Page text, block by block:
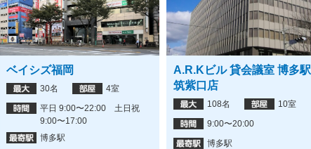
ベイシズ福岡
30名
4室
平日 9:00〜22:00 土日祝
9:00〜17:00
博多駅
A.R.Kビル 貸会議室 博多駅
筑紫口店
108名
10室
9:00〜20:00
博多駅